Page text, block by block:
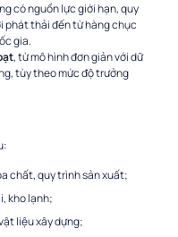
có nguồn lực giới hạn, quy
phát thải đến từ hàng chục
gia.
, từ mô hình đơn giản với dữ
tùy theo mức độ trưởng
chất, quy trình sản xuất;
kho lạnh;
liệu xây dựng;